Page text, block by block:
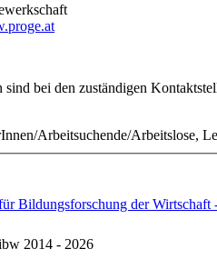
sind bei den zuständigen
Arbeitsuchende/Arbeitslose,
2014 - 2026